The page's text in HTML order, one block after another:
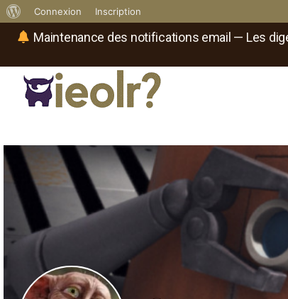
Maintenance des notifications email — Les
propos
WordPress
Connexion Inscription
où
rôliste
?